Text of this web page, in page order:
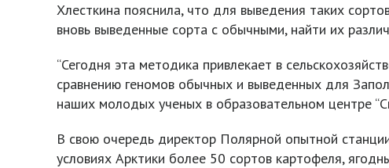
Хлесткина пояснила, что для выведения таких
вновь выведенные сорта с обычными, найти их
“Сегодня эта методика привлекает в
сравнению геномов обычных и выведенных для
наших молодых ученых в образовательном центре
В свою очередь директор Полярной опытной
условиях Арктики более 50 сортов картофеля,